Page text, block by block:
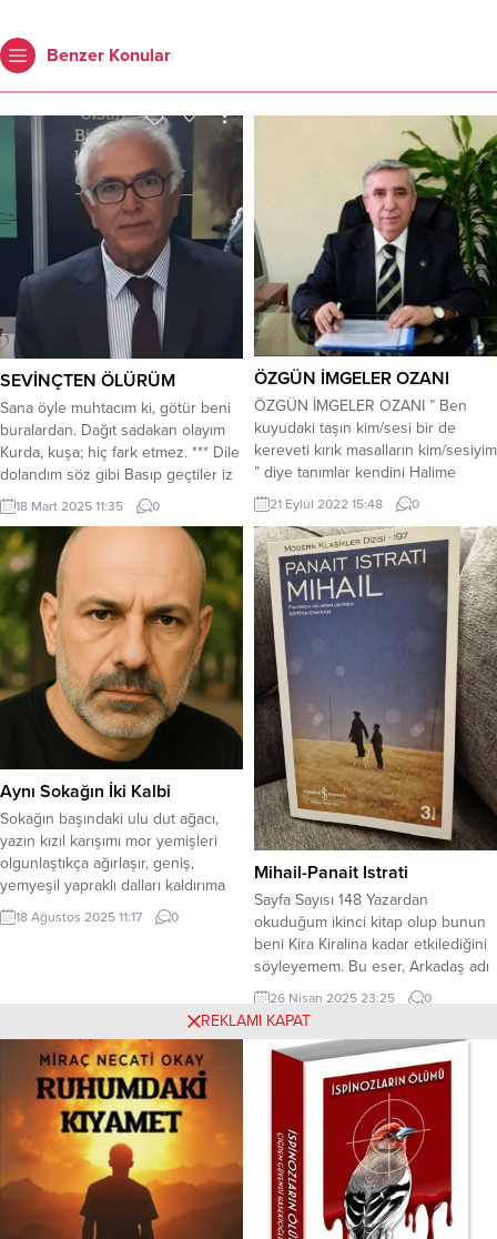
Benzer Konular
SEVİNÇTEN ÖLÜRÜM
Sana öyle muhtacım ki, götür beni
buralardan. Dağıt sadakan olayım
Kurda, kuşa; hiç fark etmez. *** Dile
dolandım söz gibi Basıp geçtiler iz
gibi Yandım tutuştum köz gibi
Ocağımda duman tütmez. *** Bir
yudumluk sevgin ile, bağla beni
gonca güle. Dile, ne dilersen dile
Ömrü feda etsem yetmez. ***
Borçlu...
18 Mart 2025 11:35 0
ÖZGÜN İMGELER OZANI
ÖZGÜN İMGELER OZANI ” Ben
kuyudaki taşın kim/sesi bir de
kereveti kırık masalların kim/sesiyim
” diye tanımlar kendini Halime
YILDIZ. Hani Mustafa Kemal
Atatürk’ün Cumhuriyet’i ”
Cumhuriyet, kimsesizlerin
kimsesidir.” tanımlaması gibi. Halime
Yıldız, Cumhuriyet’in aydınlık
yüzüdür. Düşüncesiyle,
eylemleriyle, gülüşüyle aydınlık
saçar çevresine. O , bir sözcük
oyunları ustasıdır. Sözcükleri eğer,...
21 Eylül 2022 15:48 0
Aynı Sokağın İki Kalbi
Sokağın başındaki ulu dut ağacı,
yazın kızıl karışımı mor yemişleri
olgunlaştıkça ağırlaşır, geniş,
yemyeşil yapraklı dalları kaldırıma
serin, hareketli bir gölge halısı
dökerdi. Mahallenin cıvıl cıvıl
okuldan dönenler kitaplarını buz
gibi taşlara dizlerine koyup ödev
yetiştirirdi....
18 Ağustos 2025 11:17 0
Mihail-Panait Istrati
Sayfa Sayısı 148 Yazardan
okuduğum ikinci kitap olup bunun
beni Kira Kiralina kadar etkilediğini
söyleyemem. Bu eser, Arkadaş adı
ile de yayınlanmıştır. Panait
Istrati’nin anadili Rumence olmasına
olarak yazmıştır. 37 yaşında kendini
yalnız hissettiği için intihar
girişiminde bulunan yazarın belki
de zaman zaman mutsuz
yaklaşımları romanlarına yansımış...
26 Nisan 2025 23:25 0
REKLAMI KAPAT